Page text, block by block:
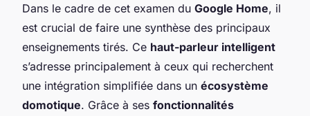
Dans le cadre de cet examen du Google Home, il
est crucial de faire une synthèse des principaux
enseignements tirés. Ce haut-parleur intelligent
s’adresse principalement à ceux qui recherchent
une intégration simplifiée dans un écosystème
domotique. Grâce à ses fonctionnalités